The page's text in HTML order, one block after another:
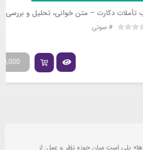
– متن خوانی، تحلیل و بررسی
50,000
پلی است میان حوزه نظر و عمل: از